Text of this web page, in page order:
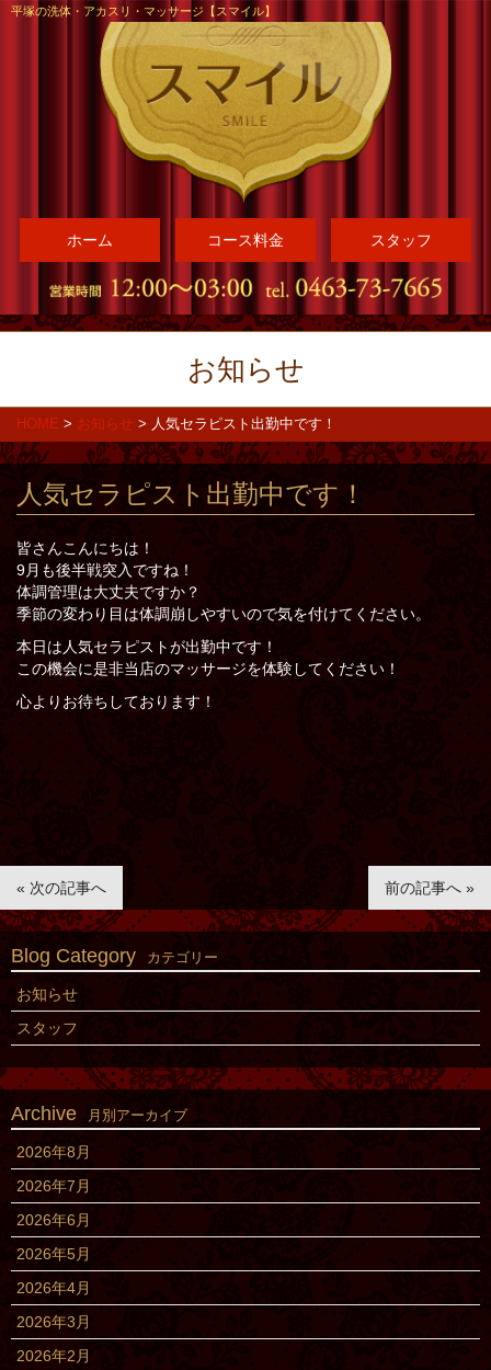
平塚の洗体・アカスリ・マッサージ【スマイル】
ホーム コース料金 スタッフ
お知らせ
HOME > お知らせ > 人気セラピスト出勤中です！
人気セラピスト出勤中です！
皆さんこんにちは！
9月も後半戦突入ですね！
体調管理は大丈夫ですか？
季節の変わり目は体調崩しやすいので気を付けてください。
本日は人気セラピストが出勤中です！
この機会に是非当店のマッサージを体験してください！
心よりお待ちしております！
« 次の記事へ 前の記事へ »
Blog Category カテゴリー
お知らせ
スタッフ
Archive 月別アーカイブ
2026年8月
2026年7月
2026年6月
2026年5月
2026年4月
2026年3月
2026年2月